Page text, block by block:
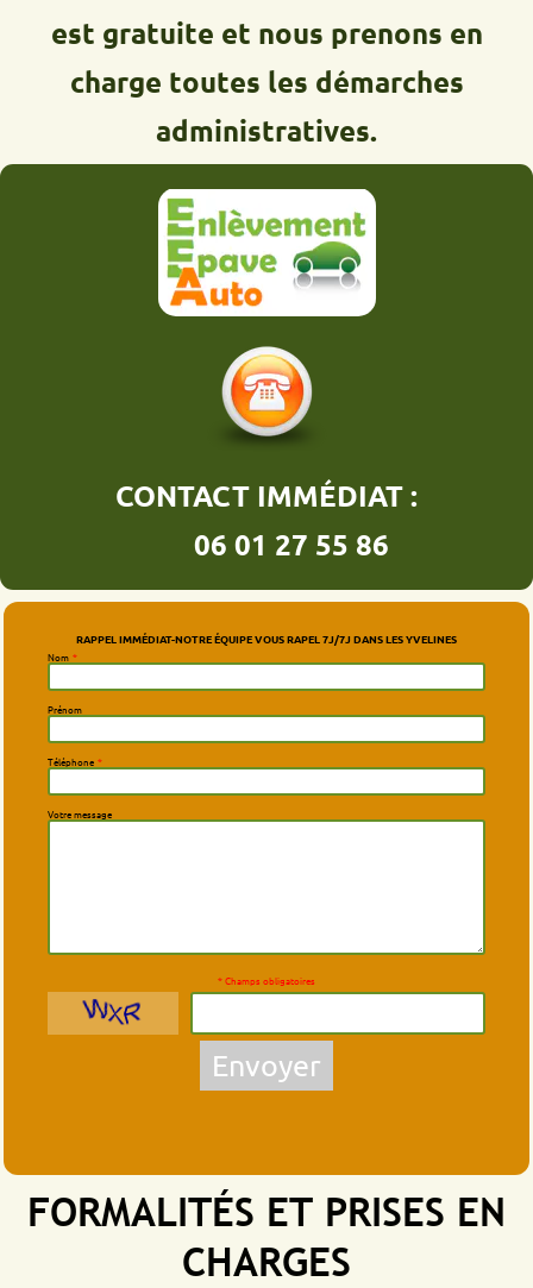
est gratuite et nous prenons en
charge toutes les démarches
administratives.
CONTACT IMMÉDIAT :
06 01 27 55 86
RAPPEL IMMÉDIAT-NOTRE ÉQUIPE VOUS RAPEL 7J/7J DANS LES YVELINES
Nom *
Prénom
Téléphone *
Votre message
* Champs obligatoires
Envoyer
FORMALITÉS ET PRISES EN
CHARGES